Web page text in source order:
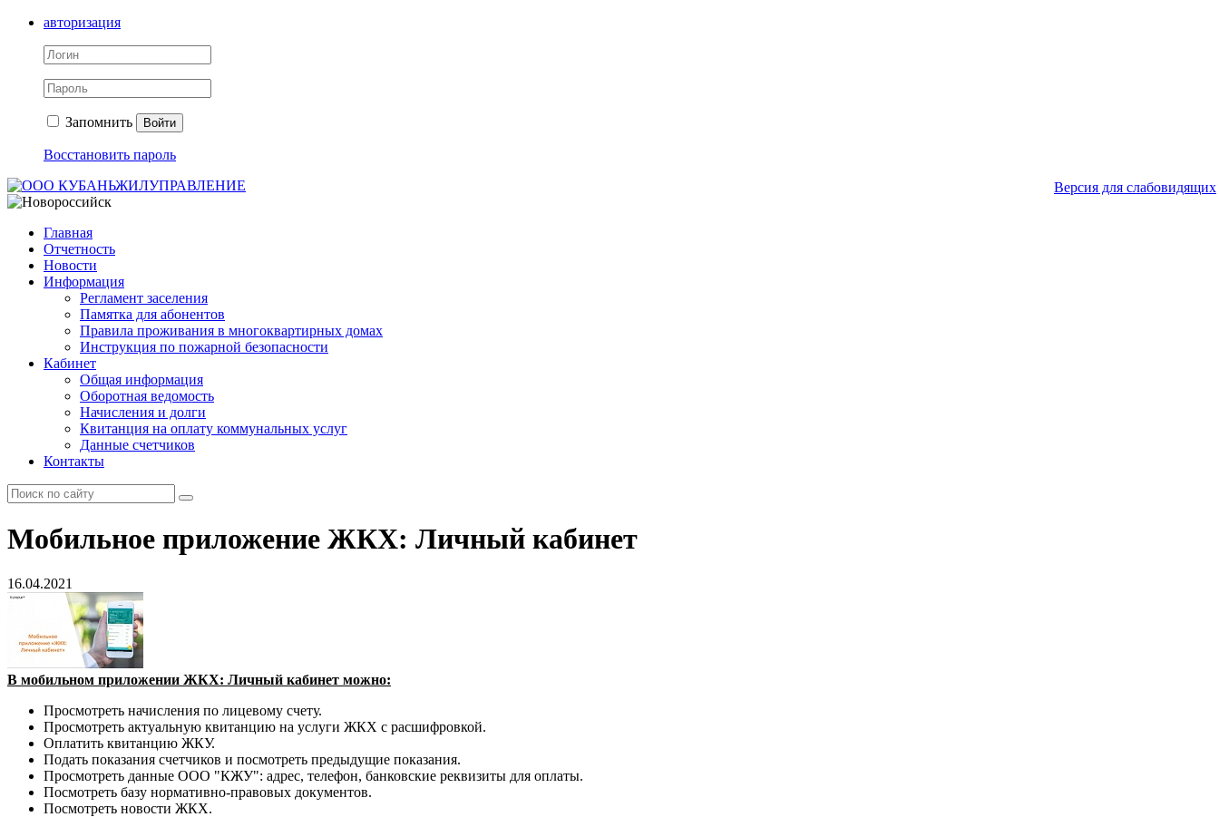
авторизация
Запомнить Войти
Восстановить пароль
Версия для слабовидящих
Главная
Отчетность
Новости
Информация
Регламент заселения
Памятка для абонентов
Правила проживания в многоквартирных домах
Инструкция по пожарной безопасности
Кабинет
Общая информация
Оборотная ведомость
Начисления и долги
Квитанция на оплату коммунальных услуг
Данные счетчиков
Контакты
Мобильное приложение ЖКХ: Личный кабинет
16.04.2021
В мобильном приложении ЖКХ: Личный кабинет можно:
Просмотреть начисления по лицевому счету.
Просмотреть актуальную квитанцию на услуги ЖКХ с расшифровкой.
Оплатить квитанцию ЖКУ.
Подать показания счетчиков и посмотреть предыдущие показания.
Просмотреть данные ООО "КЖУ": адрес, телефон, банковские реквизиты для оплаты.
Посмотреть базу нормативно-правовых документов.
Посмотреть новости ЖКХ.